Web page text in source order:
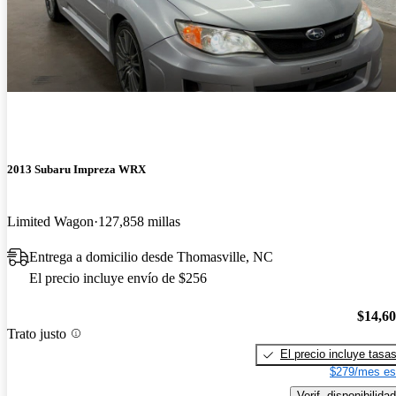
2013 Subaru Impreza WRX
Limited Wagon 127,858 millas
Entrega a domicilio desde Thomasville, NC
El precio incluye envío de $256
Trato justo
El precio incluye tasas
$279/mes